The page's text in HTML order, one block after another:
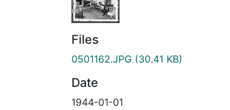
Files
0501162.JPG (30.41 KB)
Date
1944-01-01